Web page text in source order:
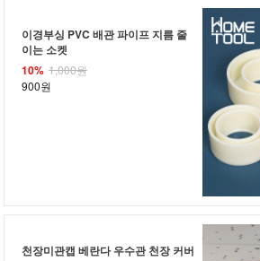
이경부싱 PVC 배관 파이프 지름 줄
이는 소켓
10% 1,000원
900원
천장미관캡 베란다 우수관 천장 커버